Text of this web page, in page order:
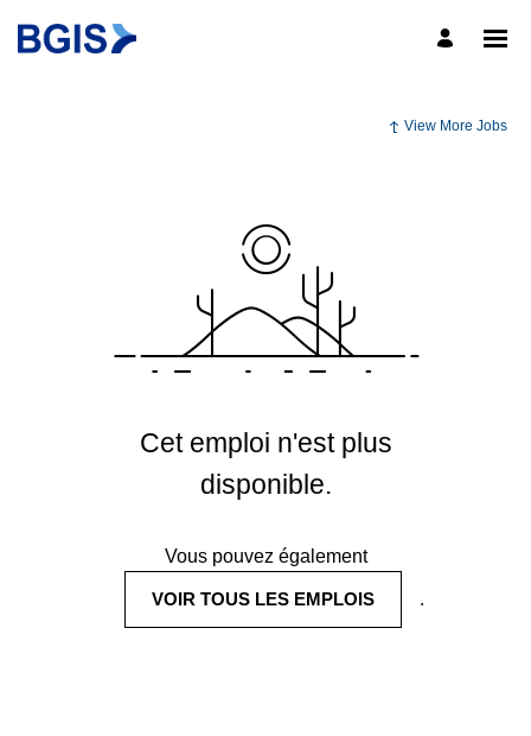
View More Jobs
Cet emploi n'est plus
disponible.
Vous pouvez également
VOIR TOUS LES EMPLOIS .